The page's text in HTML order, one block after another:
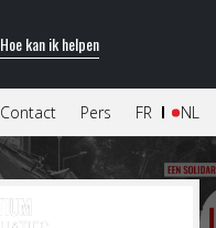
Hoe kan ik helpen
Contact Pers NL
FR